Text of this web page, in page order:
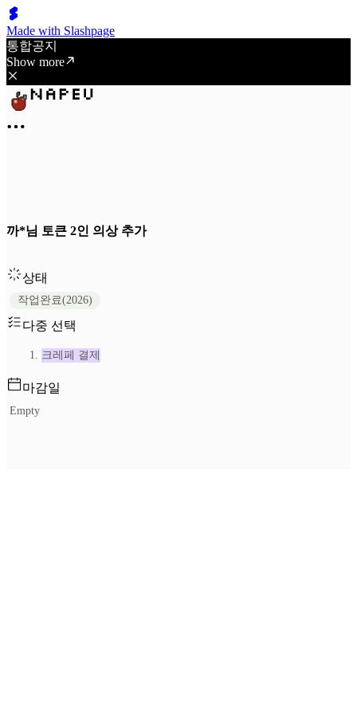
Made with Slashpage
통합공지
Show more
까*님 토큰 2인 의상 추가
상태
작업완료(2026)
다중 선택
크레페 결제
마감일
Empty